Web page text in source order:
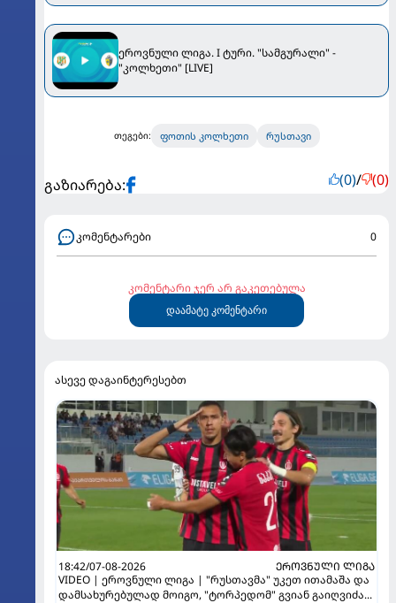
ეროვნული ლიგა. I ტური. "სამგურალი" -
"კოლხეთი" [LIVE]
თეგები: ფოთის კოლხეთი რუსთავი
გაზიარება: (0)/ (0)
კომენტარები 0
კომენტარი ჯერ არ გაკეთებულა
დაამატე კომენტარი
ასევე დაგაინტერესებთ
18:42/07-08-2026
ᲔᲠᲝᲕᲜᲣᲚᲘ ᲚᲘᲒᲐ
VIDEO | ეროვნული ლიგა | "რუსთავმა" უკეთ ითამაშა და
დამსახურებულად მოიგო, "ტორპედომ" გვიან გაიღვიძა...